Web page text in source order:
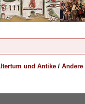
und Antike /